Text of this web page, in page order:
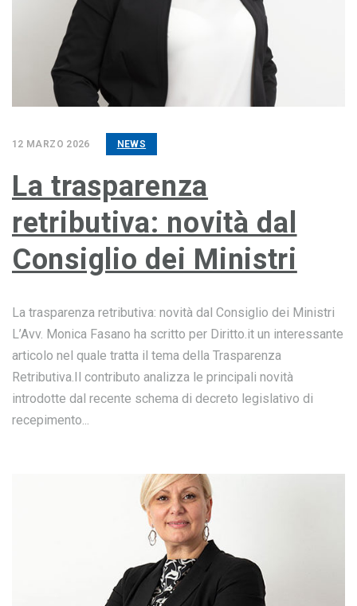
12 MARZO 2026 NEWS
La trasparenza
retributiva: novità dal
Consiglio dei Ministri
La trasparenza retributiva: novità dal Consiglio dei Ministri
L’Avv. Monica Fasano ha scritto per Diritto.it un interessante
articolo nel quale tratta il tema della Trasparenza
Retributiva.Il contributo analizza le principali novità
introdotte dal recente schema di decreto legislativo di
recepimento...